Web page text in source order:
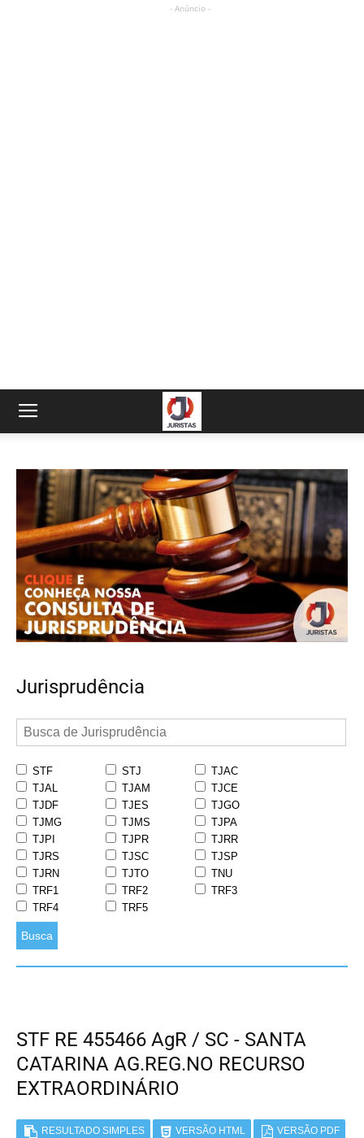
- Anúncio -
Jurisprudência
STF STJ
TJAC
TJAL
TJAM
TJCE
TJDF
TJES
TJGO
TJMG
TJMS
TJPA
TJPI
TJPR
TJRR
TJRS
TJSC
TJSP
TJRN
TJTO
TNU
TRF1
TRF2
TRF3
TRF4
TRF5
Busca
STF RE 455466 AgR / SC - SANTA
CATARINA AG.REG.NO RECURSO
EXTRAORDINÁRIO
RESULTADO SIMPLES VERSÃO HTML VERSÃO PDF